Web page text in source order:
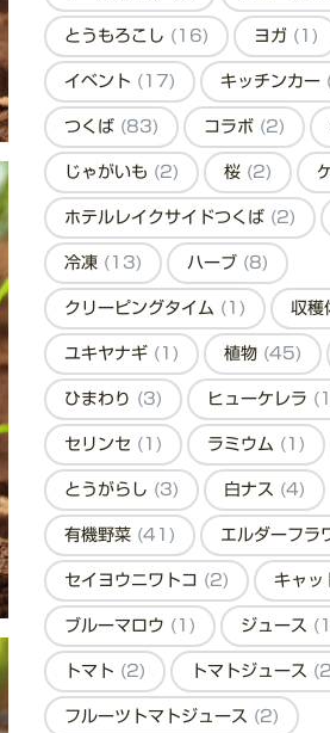
とうもろこし (16) ヨガ (1)
イベント (17) キッチンカー
つくば (83) コラボ (2)
じゃがいも (2) 桜 (2)
ホテルレイクサイドつくば (2)
冷凍 (13) ハーブ (8)
クリーピングタイム (1) 収穫
ユキヤナギ (1) 植物 (45)
ひまわり (3) ヒューケレラ
セリンセ (1) ラミウム (1)
とうがらし (3) 白ナス (4)
有機野菜 (41) エルダーフラ
セイヨウニワトコ (2) キャッ
ブルーマロウ (1) ジュース
トマト (2) トマトジュース
フルーツトマトジュース (2)